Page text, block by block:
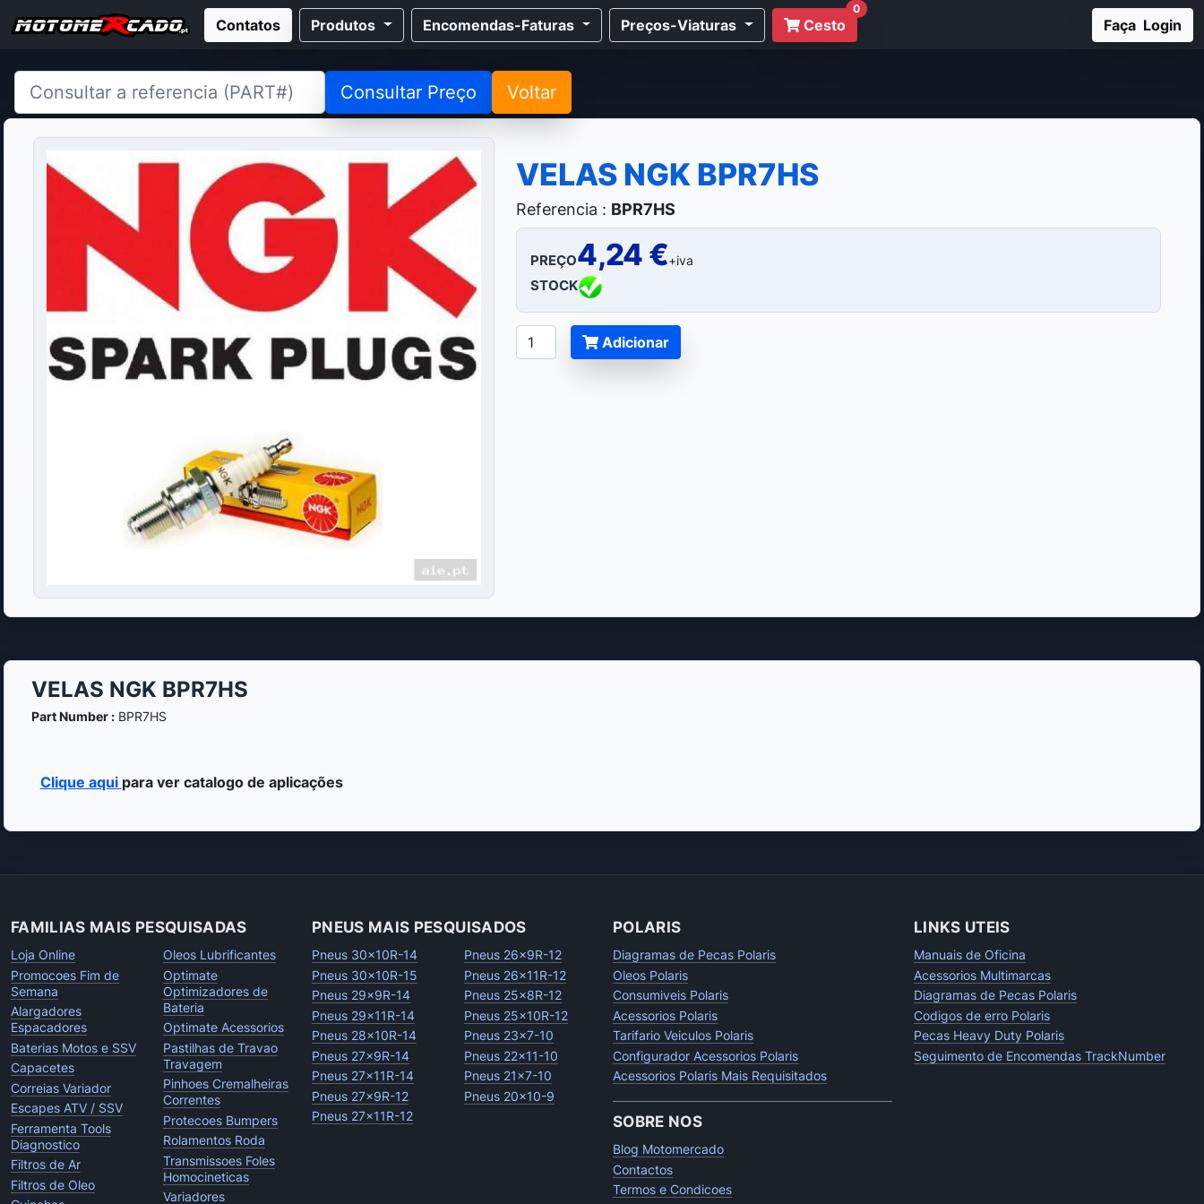
Contatos Produtos Encomendas-Faturas Preços-Viaturas Cesto
0
Faça Login
Consultar Preço Voltar
VELAS NGK BPR7HS
Referencia : BPR7HS
PREÇO4,24 €+iva
STOCK
Adicionar
VELAS NGK BPR7HS
Part Number :BPR7HS
Clique aqui para ver catalogo de aplicações
FAMILIAS MAIS PESQUISADAS
Loja Online
Promocoes Fim de
Semana
Alargadores
Espacadores
Baterias Motos e SSV
Capacetes
Correias Variador
Escapes ATV / SSV
Ferramenta Tools
Diagnostico
Filtros de Ar
Filtros de Oleo
Oleos Lubrificantes
Optimate
Optimizadores de
Bateria
Optimate Acessorios
Pastilhas de Travao
Travagem
Pinhoes Cremalheiras
Correntes
Protecoes Bumpers
Rolamentos Roda
Transmissoes Foles
Homocineticas
Variadores
PNEUS MAIS PESQUISADOS
Pneus 30x10R-14
Pneus 30x10R-15
Pneus 29x9R-14
Pneus 29x11R-14
Pneus 28x10R-14
Pneus 27x9R-14
Pneus 27x11R-14
Pneus 27x9R-12
Pneus 27x11R-12
Pneus 26x9R-12
Pneus 26x11R-12
Pneus 25x8R-12
Pneus 25x10R-12
Pneus 23x7-10
Pneus 22x11-10
Pneus 21x7-10
Pneus 20x10-9
POLARIS
Diagramas de Pecas Polaris
Oleos Polaris
Consumiveis Polaris
Acessorios Polaris
Tarifario Veiculos Polaris
Configurador Acessorios Polaris
Acessorios Polaris Mais Requisitados
SOBRE NOS
Blog Motomercado
Contactos
Termos e Condicoes
LINKS UTEIS
Manuais de Oficina
Acessorios Multimarcas
Diagramas de Pecas Polaris
Codigos de erro Polaris
Pecas Heavy Duty Polaris
Seguimento de Encomendas TrackNumber